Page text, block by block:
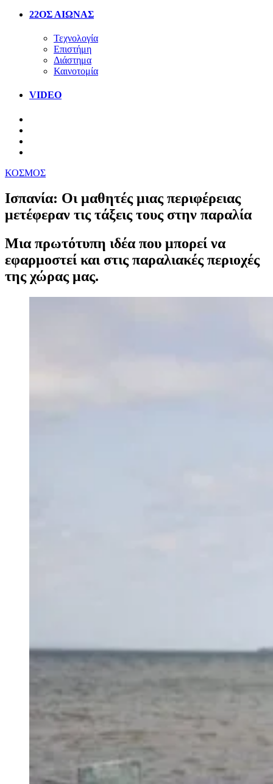
22ΟΣ ΑΙΩΝΑΣ
Τεχνολογία
Επιστήμη
Διάστημα
Καινοτομία
VIDEO
ΚΟΣΜΟΣ
Ισπανία: Οι μαθητές μιας περιφέρειας
μετέφεραν τις τάξεις τους στην παραλία
Μια πρωτότυπη ιδέα που μπορεί να
εφαρμοστεί και στις παραλιακές περιοχές
της χώρας μας.